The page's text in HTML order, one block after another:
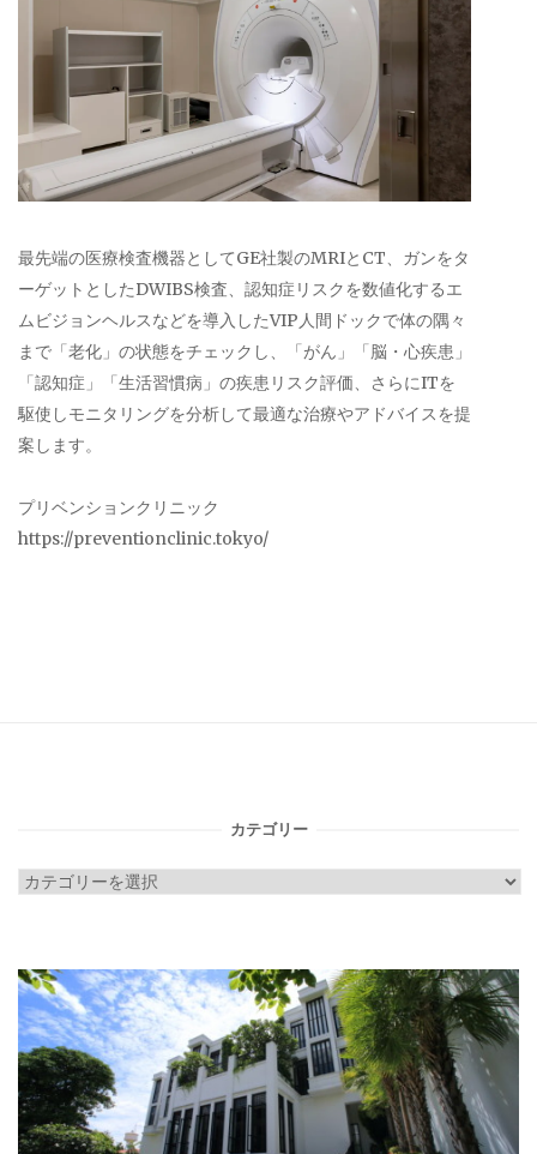
最先端の医療検査機器としてGE社製のMRIとCT、ガンをタ
ーゲットとしたDWIBS検査、認知症リスクを数値化するエ
ムビジョンヘルスなどを導入したVIP人間ドックで体の隅々
まで「老化」の状態をチェックし、「がん」「脳・心疾患」
「認知症」「生活習慣病」の疾患リスク評価、さらにITを
駆使しモニタリングを分析して最適な治療やアドバイスを提
案します。
プリベンションクリニック
https://preventionclinic.tokyo/
カテゴリー
カ
リ
ー